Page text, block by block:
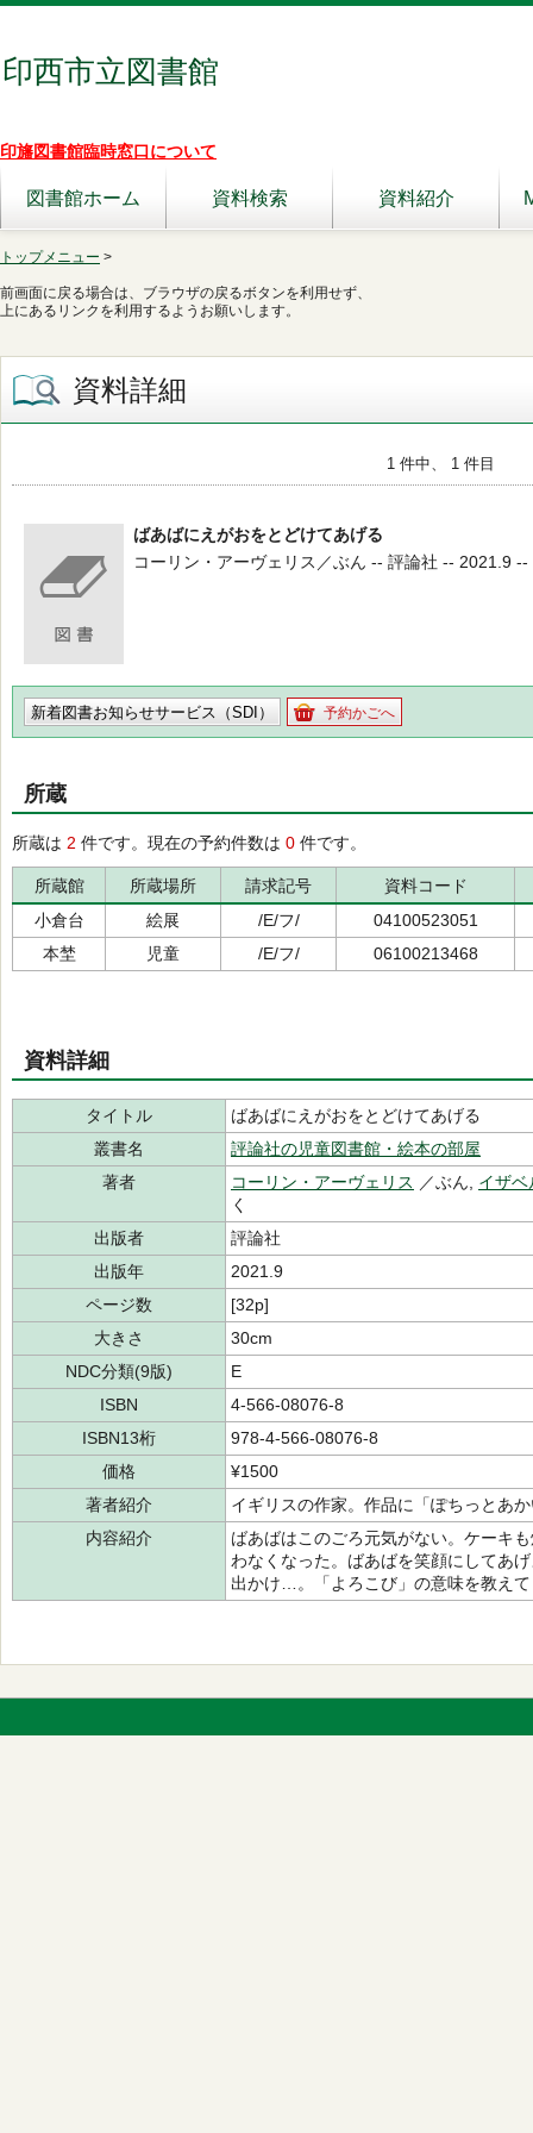
印西市立図書館
印旛図書館臨時窓口について
図書館ホーム 資料検索 資料紹介
トップメニュー >
前画面に戻る場合は、ブラウザの戻るボタンを利用せず、
上にあるリンクを利用するようお願いします。
資料詳細
1 件中、 1 件目
ばあばにえがおをとどけてあげる
コーリン・アーヴェリス／ぶん -- 評論社 -- 2021.9 --
新着図書お知らせサービス（SDI） 予約かごへ
所蔵
所蔵は 2 件です。現在の予約件数は 0 件です。
所蔵館 所蔵場所 請求記号
資料コード
小倉台
絵展 /E/フ/
04100523051
本埜
児童 /E/フ/ 06100213468
資料詳細
タイトル
ばあばにえがおをとどけてあげる
叢書名
評論社の児童図書館・絵本の部屋
著者
コーリン・アーヴェリス ／ぶん, イザベ
く
出版者
評論社
出版年
2021.9
ページ数
[32p]
大きさ
30cm
NDC分類(9版)
E
ISBN
4-566-08076-8
ISBN13桁
978-4-566-08076-8
価格
¥1500
著者紹介
イギリスの作家。作品に「ぽちっとあ
内容紹介
ばあばはこのごろ元気がない。ケーキ
わなくなった。ばあばを笑顔にしてあ
出かけ…。「よろこび」の意味を教え